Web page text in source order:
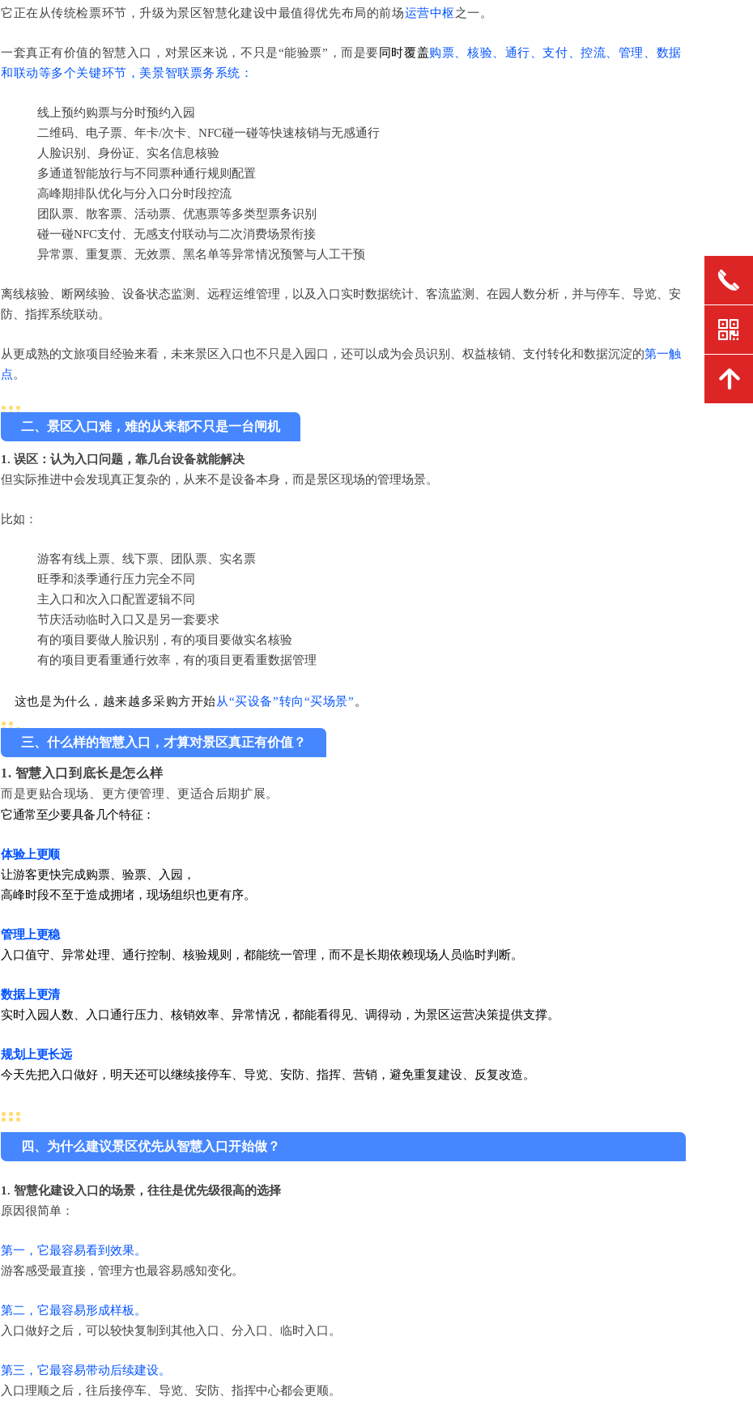
它正在从传统检票环节，升级为景区智慧化建设中最值得优先布局的前场运营中枢之一。
一套真正有价值的智慧入口，对景区来说，不只是“能验票”，而是要同时覆盖购票、核验、通行、支付、控流、管理、数据
和联动等多个关键环节，美景智联票务系统：
线上预约购票与分时预约入园
二维码、电子票、年卡/次卡、NFC碰一碰等快速核销与无感通行
人脸识别、身份证、实名信息核验
多通道智能放行与不同票种通行规则配置
高峰期排队优化与分入口分时段控流
团队票、散客票、活动票、优惠票等多类型票务识别
碰一碰NFC支付、无感支付联动与二次消费场景衔接
异常票、重复票、无效票、黑名单等异常情况预警与人工干预
离线核验、断网续验、设备状态监测、远程运维管理，以及入口实时数据统计、客流监测、在园人数分析，并与停车、导览、安
防、指挥系统联动。
从更成熟的文旅项目经验来看，未来景区入口也不只是入园口，还可以成为会员识别、权益核销、支付转化和数据沉淀的第一触
点。
二、 景区入口难，难的从来都不只是一台闸机
1. 误区：认为入口问题，靠几台设备就能解决
但实际推进中会发现真正复杂的，从来不是设备本身，而是景区现场的管理场景。
比如：
游客有线上票、线下票、团队票、实名票
旺季和淡季通行压力完全不同
主入口和次入口配置逻辑不同
节庆活动临时入口又是另一套要求
有的项目要做人脸识别，有的项目要做实名核验
有的项目更看重通行效率，有的项目更看重数据管理
这也是为什么，越来越多采购方开始从“买设备”转向“买场景” 。
三、什么样的智慧入口，才算对景区真正有价值？
1. 智慧入口到底长是怎么样
而是更贴合现场、更方便管理、更适合后期扩展。
它通常至少要具备几个特征：
体验上更顺
让游客更快完成购票、验票、入园，
高峰时段不至于造成拥堵，现场组织也更有序。
管理上更稳
入口值守、异常处理、通行控制、核验规则，都能统一管理， 而不是长期依赖现场人员临时判断。
数据上更清
实时入园人数、入口通行压力、核销效率、异常情况，都能看得见、调得动，为景区运营决策提供支撑。
规划上更长远
今天先把入口做好， 明天还可以继续接停车、导览、安防、指挥、营销，避免重复建设、反复改造。
四、为什么建议景区优先从智慧入口开始做？
1. 智慧化建设入口的场景，往往是优先级很高的选择
原因很简单：
第一，它最容易看到效果。
游客感受最直接，管理方也最容易感知变化。
第二，它最容易形成样板。
入口做好之后，可以较快复制到其他入口、分入口、临时入口。
第三，它最容易带动后续建设。
入口理顺之后，往后接停车、导览、安防、指挥中心都会更顺。
끅
낃
녕